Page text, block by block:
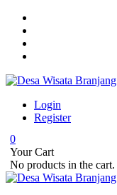
Login
Register
0
Your Cart
No products in the cart.